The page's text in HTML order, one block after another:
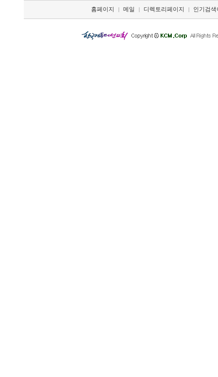
홈페이지 | 메일 | 디렉토리페이지 | 인기검색